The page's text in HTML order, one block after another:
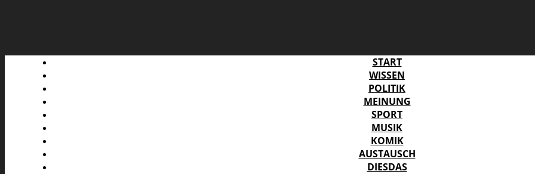
START
WISSEN
POLITIK
MEINUNG
SPORT
MUSIK
KOMIK
AUSTAUSCH
DIESDAS